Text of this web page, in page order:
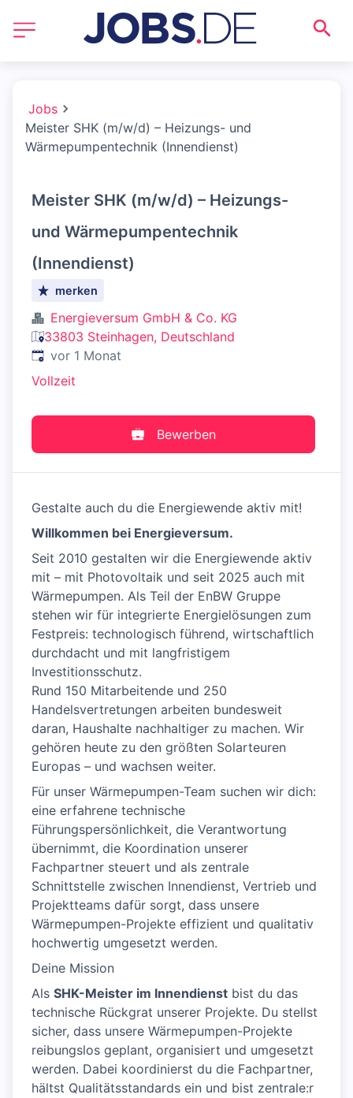
Jobs
Meister SHK (m/w/d) – Heizungs- und
Wärmepumpentechnik (Innendienst)
Meister SHK (m/w/d) – Heizungs-
und Wärmepumpentechnik
(Innendienst)
merken
Energieversum GmbH & Co. KG
33803 Steinhagen, Deutschland
Veröffentlicht:
vor 1 Monat
Vollzeit
Bewerben
Gestalte auch du die Energiewende aktiv mit!
Willkommen bei Energieversum.
Seit 2010 gestalten wir die Energiewende aktiv
mit – mit Photovoltaik und seit 2025 auch mit
Wärmepumpen. Als Teil der EnBW Gruppe
stehen wir für integrierte Energielösungen zum
Festpreis: technologisch führend, wirtschaftlich
durchdacht und mit langfristigem
Investitionsschutz.
Rund 150 Mitarbeitende und 250
Handelsvertretungen arbeiten bundesweit
daran, Haushalte nachhaltiger zu machen. Wir
gehören heute zu den größten Solarteuren
Europas – und wachsen weiter.
Für unser Wärmepumpen-Team suchen wir dich:
eine erfahrene technische
Führungspersönlichkeit, die Verantwortung
übernimmt, die Koordination unserer
Fachpartner steuert und als zentrale
Schnittstelle zwischen Innendienst, Vertrieb und
Projektteams dafür sorgt, dass unsere
Wärmepumpen-Projekte effizient und qualitativ
hochwertig umgesetzt werden.
Deine Mission
Als SHK-Meister im Innendienst bist du das
technische Rückgrat unserer Projekte. Du stellst
sicher, dass unsere Wärmepumpen-Projekte
reibungslos geplant, organisiert und umgesetzt
werden. Dabei koordinierst du die Fachpartner,
hältst Qualitätsstandards ein und bist zentrale:r